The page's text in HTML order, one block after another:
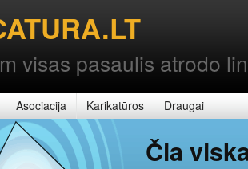
visas pasaulis atrodo
Asociacija Karikatūros Draugai
Čia